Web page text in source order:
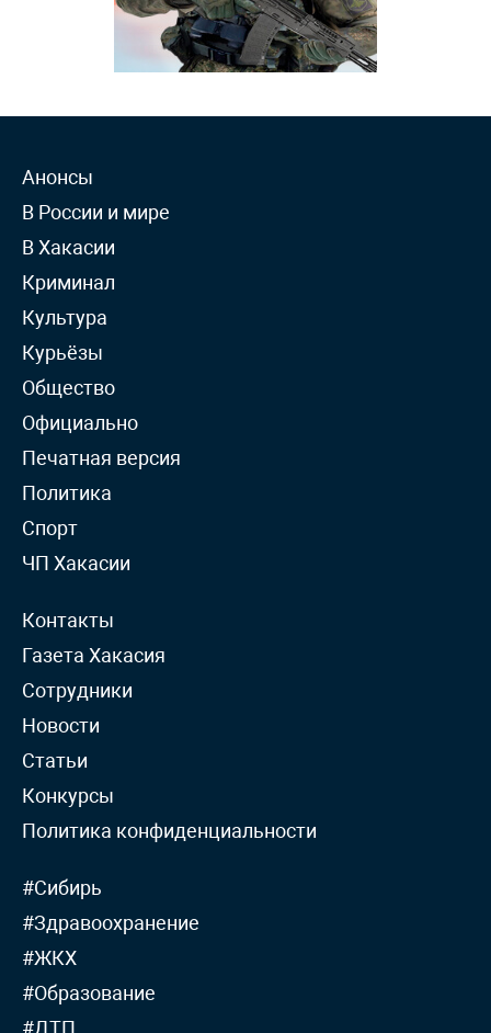
Анонсы
В России и мире
В Хакасии
Криминал
Культура
Курьёзы
Общество
Официально
Печатная версия
Политика
Спорт
ЧП Хакасии
Контакты
Газета Хакасия
Сотрудники
Новости
Статьи
Конкурсы
Политика конфиденциальности
#Сибирь
#Здравоохранение
#ЖКХ
#Образование
#ДТП